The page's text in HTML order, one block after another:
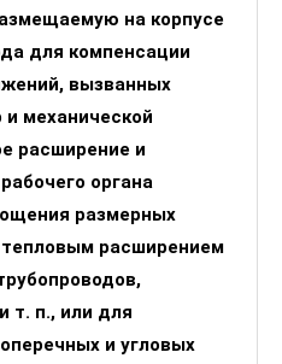
на корпусе
для компенсации
вызванных
механической
расширение и
органа
размерных
расширением
т. п., или для
и угловых